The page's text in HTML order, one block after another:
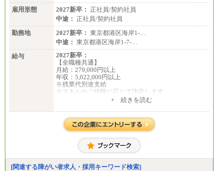
雇用形態
2027新卒： 正社員/契約社員
中途： 正社員/契約社員
勤務地
2027新卒： 東京都港区海岸1-…
中途： 東京都港区海岸1-7-…
給与
2027新卒：
【全職種共通】
月給：279,000円以上
年収：5,022,000円以上
※残業代別途支給
※スキルやご経験に応じて決定します
※試用期間中も給与に変更はございません
全職種共通
月給：279,000円以上
年収：4,185,000円以上
※スキルやご経験に応じて決定します
※試用期間中の給与も同様です
+ 続きを読む
[関連する障がい者求人・採用キーワード検索]